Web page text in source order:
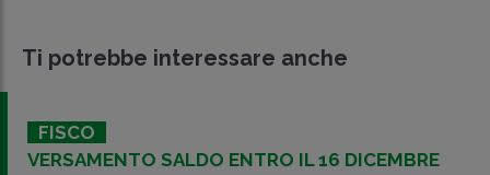
Ti potrebbe interessare anche
FISCO
VERSAMENTO SALDO ENTRO IL 16 DICEMBRE